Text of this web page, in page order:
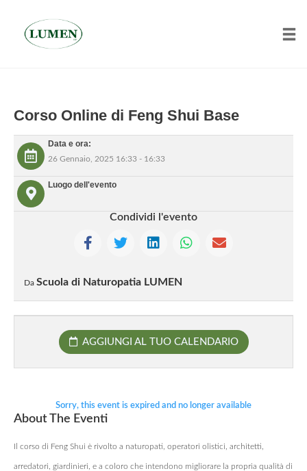
content
Corso Online di Feng Shui Base
Data e ora:
26 Gennaio, 2025 16:33 - 16:33
Luogo dell'evento
Condividi l'evento
Da Scuola di Naturopatia LUMEN
AGGIUNGI AL TUO CALENDARIO
Sorry, this event is expired and no longer available
About The Eventi
Il corso di Feng Shui è rivolto a naturopati, operatori olistici, architetti,
arredatori, giardinieri, e a coloro che intendono migliorare la propria qualità di